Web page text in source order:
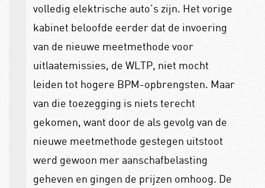
volledig elektrische auto’s zijn. Het vorige
kabinet beloofde eerder dat de invoering
van de nieuwe meetmethode voor
uitlaatemissies, de WLTP, niet mocht
leiden tot hogere BPM-opbrengsten. Maar
van die toezegging is niets terecht
gekomen, want door de als gevolg van de
nieuwe meetmethode gestegen uitstoot
werd gewoon mer aanschafbelasting
geheven en gingen de prijzen omhoog. De